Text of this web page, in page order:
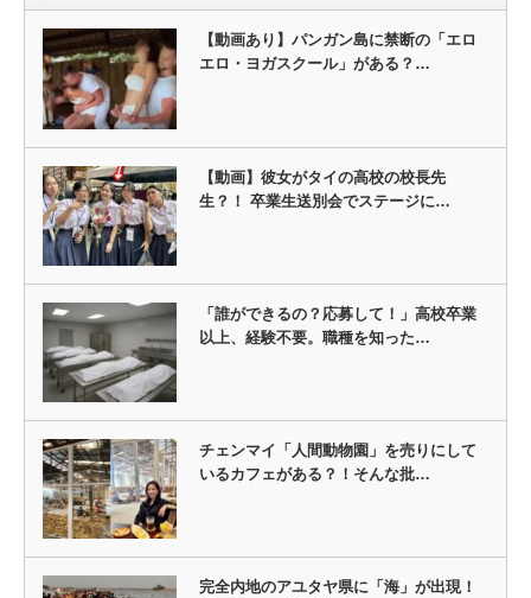
【動画あり】パンガン島に禁断の「エロ
エロ・ヨガスクール」がある？…
【動画】彼女がタイの高校の校長先
生？！ 卒業生送別会でステージに…
「誰ができるの？応募して！」高校卒業
以上、経験不要。職種を知った…
チェンマイ「人間動物園」を売りにして
いるカフェがある？！そんな批…
完全内地のアユタヤ県に「海」が出現！